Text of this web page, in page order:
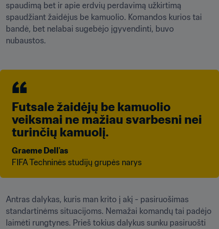
spaudimą bet ir apie erdvių perdavimą užkirtimą
spaudžiant žaidėjus be kamuolio. Komandos kurios tai
bandė, bet nelabai sugebėjo įgyvendinti, buvo
nubaustos.
Futsale žaidėjų be kamuolio
veiksmai ne mažiau svarbesni nei
turinčių kamuolį.
Graeme Dell'as
FIFA Techninės studijų grupės narys
Antras dalykas, kuris man krito į akį - pasiruošimas
standartinėms situacijoms. Nemažai komandų tai padėjo
laimėti rungtynes. Prieš tokius dalykus sunku pasiruošti